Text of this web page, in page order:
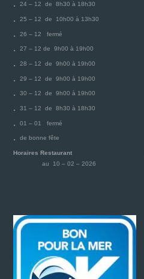
24 – 12 de 8h30 à 18h30
25 – 12 de 10h00 à 13h30
26 – 12 fermé
27 – 12 de 9h00 à 19h00
28 – 12 de 9h00 à 19h00
29 – 12 de 9h00 à 19h00
30 – 12 de 9h00 à 19h00
31 – 12 de 8h30 à 18h30
01 – 01 fermé
de bonne fête
Horaires Restaurant
au 10 – 02 – 2026